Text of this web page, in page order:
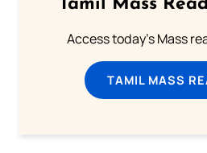
Tamil Mass
Access today's Mass
TAMIL MASS